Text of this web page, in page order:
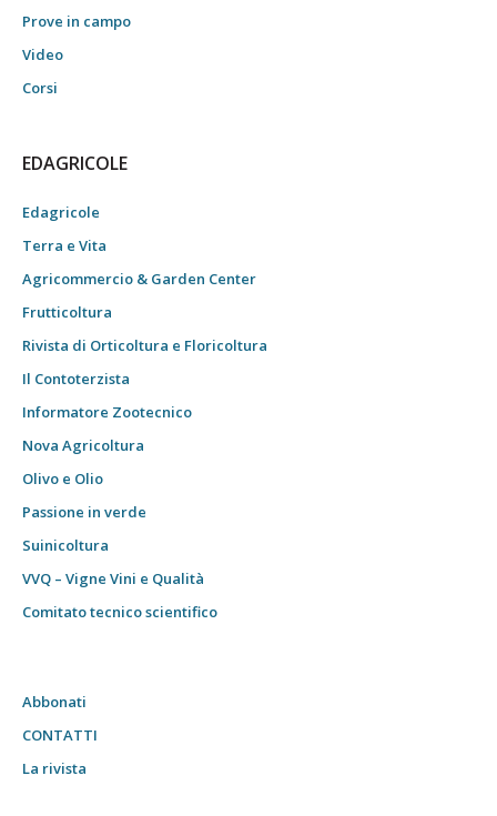
Prove in campo
Video
Corsi
EDAGRICOLE
Edagricole
Terra e Vita
Agricommercio & Garden Center
Frutticoltura
Rivista di Orticoltura e Floricoltura
Il Contoterzista
Informatore Zootecnico
Nova Agricoltura
Olivo e Olio
Passione in verde
Suinicoltura
VVQ – Vigne Vini e Qualità
Comitato tecnico scientifico
Abbonati
CONTATTI
La rivista